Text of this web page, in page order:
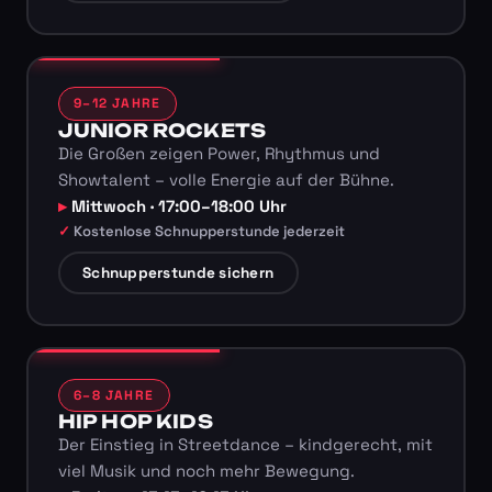
9–12 JAHRE
JUNIOR ROCKETS
Die Großen zeigen Power, Rhythmus und
Showtalent – volle Energie auf der Bühne.
Mittwoch · 17:00–18:00 Uhr
Kostenlose Schnupperstunde jederzeit
Schnupperstunde sichern
6–8 JAHRE
HIP HOP KIDS
Der Einstieg in Streetdance – kindgerecht, mit
viel Musik und noch mehr Bewegung.